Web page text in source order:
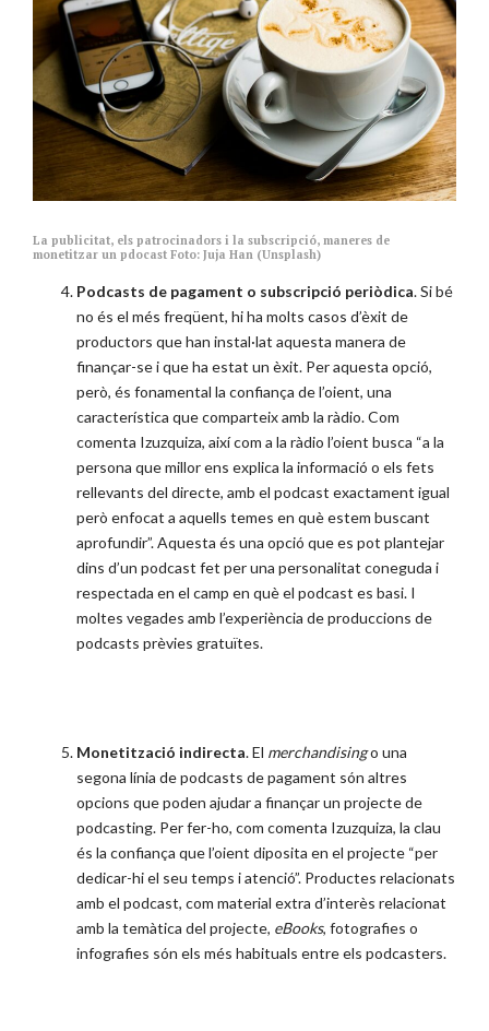
La publicitat, els patrocinadors i la subscripció, maneres de
monetitzar un pdocast Foto: Juja Han (Unsplash)
Podcasts de pagament o subscripció periòdica. Si bé
no és el més freqüent, hi ha molts casos d’èxit de
productors que han instal·lat aquesta manera de
finançar-se i que ha estat un èxit. Per aquesta opció,
però, és fonamental la confiança de l’oient, una
característica que comparteix amb la ràdio. Com
comenta Izuzquiza, així com a la ràdio l’oient busca “a la
persona que millor ens explica la informació o els fets
rellevants del directe, amb el podcast exactament igual
però enfocat a aquells temes en què estem buscant
aprofundir”. Aquesta és una opció que es pot plantejar
dins d’un podcast fet per una personalitat coneguda i
respectada en el camp en què el podcast es basi. I
moltes vegades amb l’experiència de produccions de
podcasts prèvies gratuïtes.
Monetització indirecta. El merchandisingo una
segona línia de podcasts de pagament són altres
opcions que poden ajudar a finançar un projecte de
podcasting. Per fer-ho, com comenta Izuzquiza, la clau
és la confiança que l’oient diposita en el projecte “per
dedicar-hi el seu temps i atenció”. Productes relacionats
amb el podcast, com material extra d’interès relacionat
amb la temàtica del projecte, eBooks, fotografies o
infografies són els més habituals entre els podcasters.